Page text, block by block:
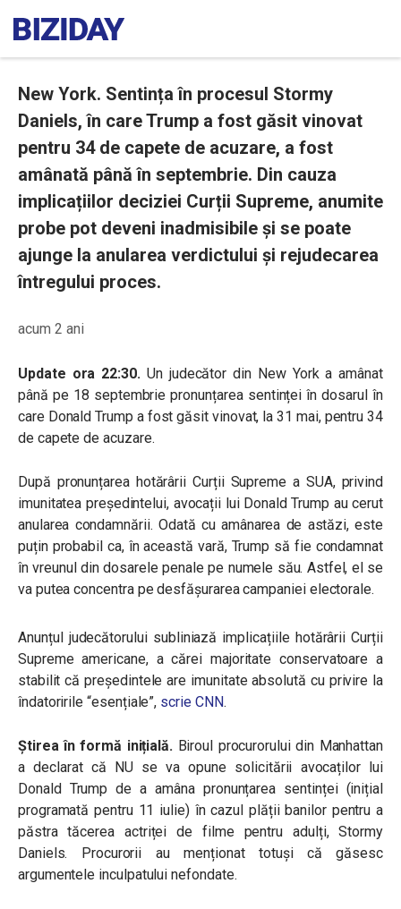
New York. Sentința în procesul Stormy
Daniels, în care Trump a fost găsit vinovat
pentru 34 de capete de acuzare, a fost
amânată până în septembrie. Din cauza
implicațiilor deciziei Curții Supreme, anumite
probe pot deveni inadmisibile și se poate
ajunge la anularea verdictului și rejudecarea
întregului proces.
acum 2 ani
Update ora 22:30.Un judecător din New York a amânat
până pe 18 septembrie pronunțarea sentinței în dosarul în
care Donald Trump a fost găsit vinovat, la 31 mai, pentru 34
de capete de acuzare.
După pronunțarea hotărârii Curții Supreme a SUA, privind
imunitatea președintelui, avocații lui Donald Trump au cerut
anularea condamnării. Odată cu amânarea de astăzi, este
puțin probabil ca, în această vară, Trump să fie condamnat
în vreunul din dosarele penale pe numele său. Astfel, el se
va putea concentra pe desfășurarea campaniei electorale.
Anunțul judecătorului subliniază implicațiile hotărârii Curții
Supreme americane, a cărei majoritate conservatoare a
stabilit că președintele are imunitate absolută cu privire la
îndatoririle“esențiale”, scrie CNN.
Știrea în formă inițială. Biroul procurorului din Manhattan
a declarat că NU se va opune solicitării avocaților lui
Donald Trump de a amâna pronunțarea sentinței (inițial
programată pentru 11 iulie) în cazul plății banilor pentru a
păstra tăcerea actriței de filme pentru adulți, Stormy
Daniels. Procurorii au menționat totuși că găsesc
argumentele inculpatului nefondate.